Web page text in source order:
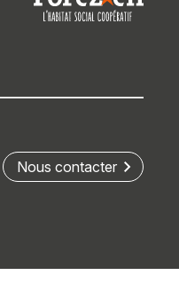
Nous contacter